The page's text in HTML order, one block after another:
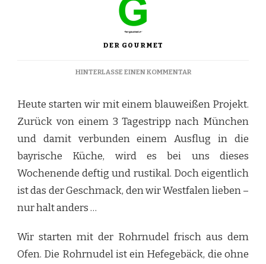
DER GOURMET
HINTERLASSE EINEN KOMMENTARZU
VANILLESOSSE
Heute starten wir mit einem blauweißen Projekt.
Zurück von einem 3 Tagestripp nach München
und damit verbunden einem Ausflug in die
bayrische Küche, wird es bei uns dieses
Wochenende deftig und rustikal. Doch eigentlich
ist das der Geschmack, den wir Westfalen lieben –
nur halt anders …
Wir starten mit der Rohrnudel frisch aus dem
Ofen. Die Rohrnudel ist ein Hefegebäck, die ohne